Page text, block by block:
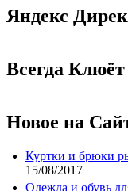
Яндекс
Всегда Клюёт
Новое на
Куртки и брюки
15/08/2017
Одежда и обувь